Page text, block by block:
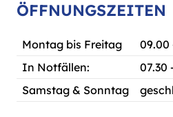
ÖFFNUNGSZEITEN
Montag bis Freitag
09.00
In Notfällen:
07.30
Samstag & Sonntag